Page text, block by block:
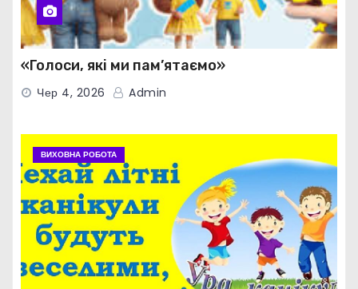
«Голоси, які ми пам’ятаємо»
Чер 4, 2026 Admin
ВИХОВНА РОБОТА